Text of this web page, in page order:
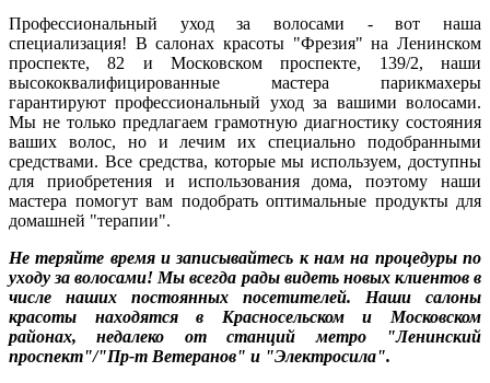
Профессиональный уход за волосами - вот наша
специализация! В салонах красоты "Фрезия" на Ленинском
проспекте, 82 и Московском проспекте, 139/2, наши
высококвалифицированные мастера парикмахеры
гарантируют профессиональный уход за вашими волосами.
Мы не только предлагаем грамотную диагностику состояния
ваших волос, но и лечим их специально подобранными
средствами. Все средства, которые мы используем, доступны
для приобретения и использования дома, поэтому наши
мастера помогут вам подобрать оптимальные продукты для
домашней "терапии".
Не теряйте время и записывайтесь к нам на процедуры по
уходу за волосами! Мы всегда рады видеть новых клиентов в
числе наших постоянных посетителей. Наши салоны
красоты находятся в Красносельском и Московском
районах, недалеко от станций метро "Ленинский
проспект"/"Пр-т Ветеранов" и "Электросила".